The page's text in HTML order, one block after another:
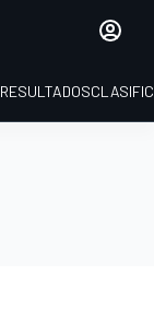
RESULTADOS